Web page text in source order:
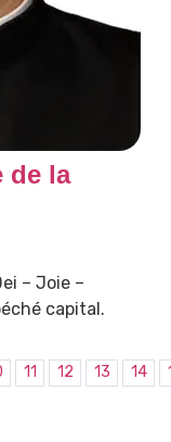
de la
– Joie –
capital.
11 12 13 14